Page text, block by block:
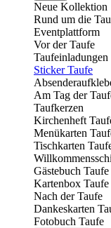
Neue Kollektion
Rund um die
Eventplattform
Vor der Taufe
Taufeinladungen
Sticker Taufe
Am Tag der
Taufkerzen
Kirchenheft
Menükarten
Tischkarten
Gästebuch Taufe
Kartenbox Taufe
Nach der Taufe
Dankeskarten
Fotobuch Taufe